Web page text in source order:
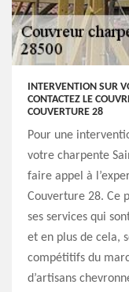
INTERVENTION SUR
CONTACTEZ LE
COUVERTURE 28
Pour une
votre charpente
faire appel à
Couverture 28. Ce
ses services qui
et en plus de cela,
compétitifs du
d’artisans